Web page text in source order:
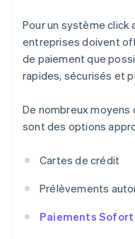
Pour un système click
entreprises doivent
de paiement que
rapides, sécurisés et
De nombreux
sont des options
Cartes de crédit
Prélèvements
Paiements Sofort